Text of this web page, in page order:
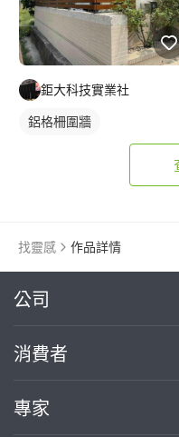
鉅大科技實業社
鋁格柵圍牆
找靈感 作品詳情
公司
關於我們
部落格
消費者
買服務
專家
繼續完成